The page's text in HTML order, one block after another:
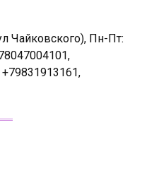
Чайковского), Пн-Пт: